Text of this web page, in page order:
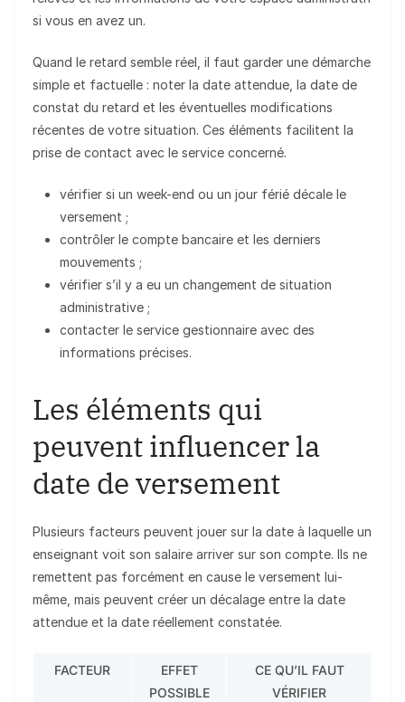
si vous en avez un.
Quand le retard semble réel, il faut garder une démarche
simple et factuelle : noter la date attendue, la date de
constat du retard et les éventuelles modifications
récentes de votre situation. Ces éléments facilitent la
prise de contact avec le service concerné.
vérifier si un week-end ou un jour férié décale le
versement ;
contrôler le compte bancaire et les derniers
mouvements ;
vérifier s’il y a eu un changement de situation
administrative ;
contacter le service gestionnaire avec des
informations précises.
Les éléments qui
peuvent influencer la
date de versement
Plusieurs facteurs peuvent jouer sur la date à laquelle un
enseignant voit son salaire arriver sur son compte. Ils ne
remettent pas forcément en cause le versement lui-
même, mais peuvent créer un décalage entre la date
attendue et la date réellement constatée.
FACTEUR
EFFET
POSSIBLE
CE QU’IL FAUT
VÉRIFIER